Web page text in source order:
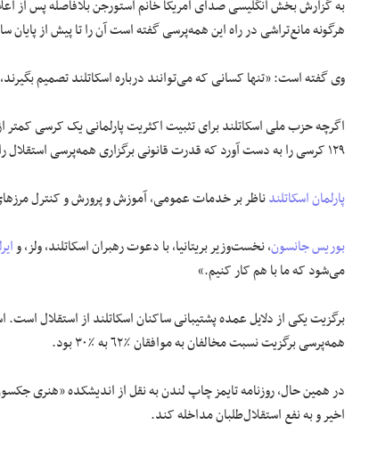
به گزارش بخش انگلیسی صدای آمریکا خانم استورجن بلافاصله پس از
هرگونه مانع‌تراشی در راه این همه‌پرسی گفته است آن را تا پیش از پایان سال ٢٠٢٣ برگزار خواهد
وی گفته است: «تنها کسانی که می‌توانند درباره اسکاتلند تصمیم بگیرند،
١٢٩ کرسی را به دست آورد که قدرت قانونی برگزاری همه‌پرسی استقلال را به وی می‌دهد.
پارلمان اسکاتلندناظر بر خدمات عمومی، آموزش و پرورش و کنترل
بوریس جانسون، نخست‌وزیر بریتانیا، با دعوت رهبران اسکاتلند، ولز، و
می‌شود که ما با هم کار کنیم.»
برگزیت یکی از دلایل عمده پشتیبانی ساکنان اسکاتلند از استقلال است.
همه‌پرسی برگزیت نسبت مخالفان به موافقان ٪٦٢ به ٪٣٠ بود.
در همین حال، روزنامه تایمز چاپ لندن به نقل از اندیشکده «هنری
اخیر و به نفع استقلال‌طلبان مداخله کند.